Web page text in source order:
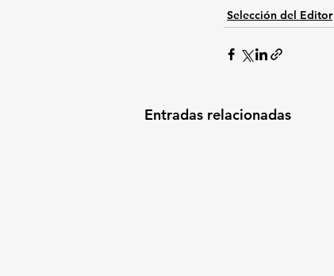
Selección del Editor
Entradas relacionadas